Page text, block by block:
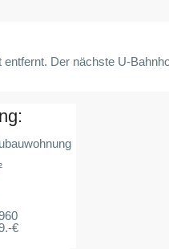
Der nächste U-
€